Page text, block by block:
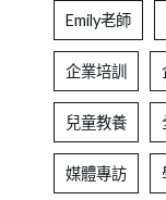
Emily老師
企業培訓
兒童教養
媒體專訪